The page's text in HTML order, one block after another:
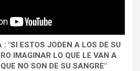
"SI ESTOS JODEN A LOS DE SU
IMAGINAR LO QUE LE VAN A
NO SON DE SU SANGRE"